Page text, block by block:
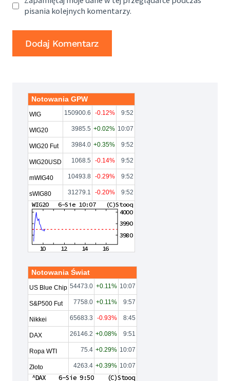
pisania kolejnych komentarzy.
Notowania GPW
WIG 150900.6 -0.12% 9:52
WIG20 3985.5 +0.02% 10:07
WIG20 Fut 3984.0 +0.35% 9:52
WIG20USD 1068.5 -0.14% 9:52
mWIG40 10493.8 -0.29% 9:52
sWIG80 31279.1 -0.20% 9:52
Notowania Świat
US Blue Chip 54473.0 +0.11% 10:07
S&P500 Fut 7758.0 +0.11% 9:57
Nikkei 65683.3 -0.93% 8:45
DAX 26146.2 +0.08% 9:51
Ropa WTI 75.4 +0.29% 10:07
Złoto 4263.4 +0.39% 10:07